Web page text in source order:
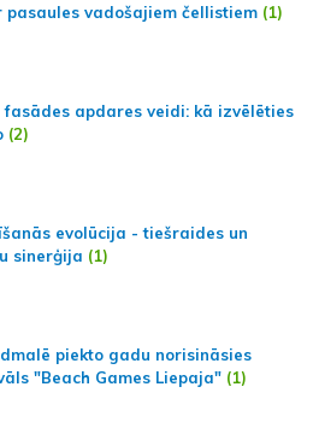
pasaules vadošajiem čellistiem (1)
fasādes apdares veidi: kā izvēlēties
(2)
evolūcija - tiešraides un
sinerģija (1)
piekto gadu norisināsies
"Beach Games Liepaja" (1)